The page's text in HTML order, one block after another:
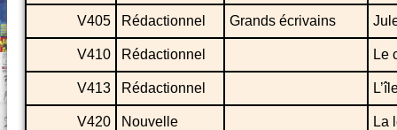
V405 Rédactionnel Grands écrivains
V410 Rédactionnel Le
V413 Rédactionnel
V420 Nouvelle La